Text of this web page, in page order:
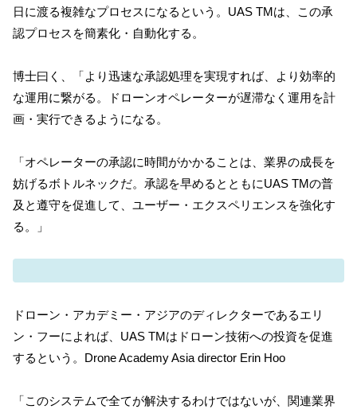
日に渡る複雑なプロセスになるという。UAS TMは、この承
認プロセスを簡素化・自動化する。
博士曰く、「より迅速な承認処理を実現すれば、より効率的
な運用に繋がる。ドローンオペレーターが遅滞なく運用を計
画・実行できるようになる。
「オペレーターの承認に時間がかかることは、業界の成長を
妨げるボトルネックだ。承認を早めるとともにUAS TMの普
及と遵守を促進して、ユーザー・エクスペリエンスを強化す
る。」
ドローン・アカデミー・アジアのディレクターであるエリ
ン・フーによれば、UAS TMはドローン技術への投資を促進
するという。Drone Academy Asia director Erin Hoo
「このシステムで全てが解決するわけではないが、関連業界